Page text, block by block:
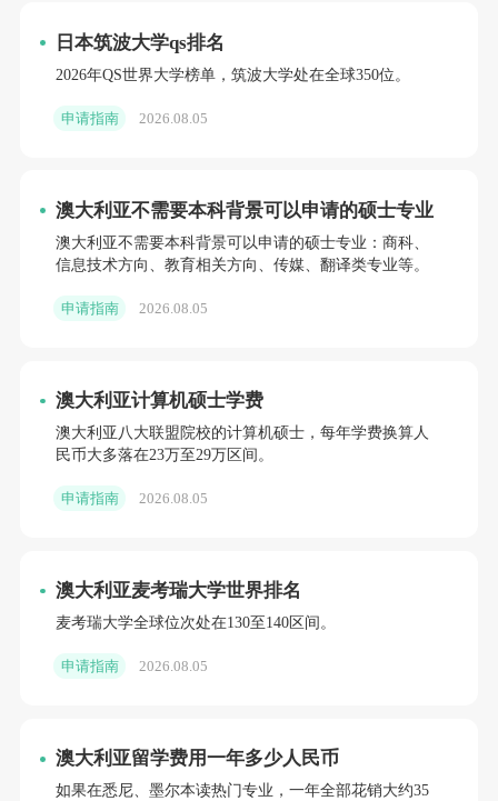
日本筑波大学qs排名
2026年QS世界大学榜单，筑波大学处在全球350位。
申请指南 2026.08.05
澳大利亚不需要本科背景可以申请的硕士专业
澳大利亚不需要本科背景可以申请的硕士专业：商科、
信息技术方向、教育相关方向、传媒、翻译类专业等。
申请指南 2026.08.05
澳大利亚计算机硕士学费
澳大利亚八大联盟院校的计算机硕士，每年学费换算人
民币大多落在23万至29万区间。
申请指南 2026.08.05
澳大利亚麦考瑞大学世界排名
麦考瑞大学全球位次处在130至140区间。
申请指南 2026.08.05
澳大利亚留学费用一年多少人民币
如果在悉尼、墨尔本读热门专业，一年全部花销大约35